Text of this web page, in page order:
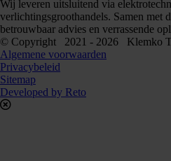
Wij leveren uitsluitend via
verlichtingsgroothandels. Samen met
betrouwbaar advies en verrassende
© Copyright 2021 - 2026 Klemko
Algemene voorwaarden
Privacybeleid
Sitemap
Developed by Reto